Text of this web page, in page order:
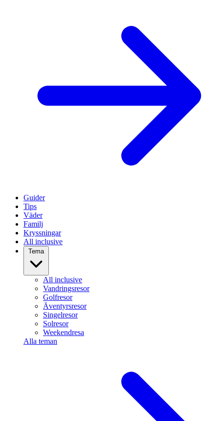
Guider
Tips
Väder
Familj
Kryssningar
All inclusive
Tema
All inclusive
Vandringsresor
Golfresor
Äventyrsresor
Singelresor
Solresor
Weekendresa
Alla teman